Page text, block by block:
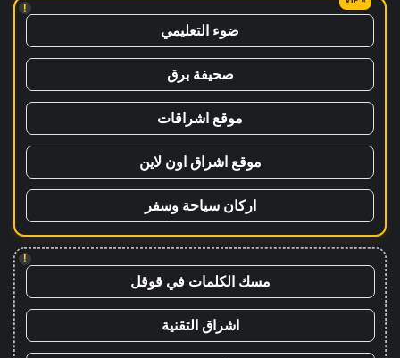
!
ضوء التعليمي
صحيفة برق
موقع اشراقات
موقع اشراق اون لاين
اركان سياحة وسفر
!
مسك الكلمات في قوقل
اشراق التقنية